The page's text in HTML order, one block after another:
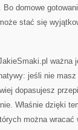
Bo domowe
stać się
ważna
jeśli nie
dopasujesz
Właśnie dzięki
można wracać